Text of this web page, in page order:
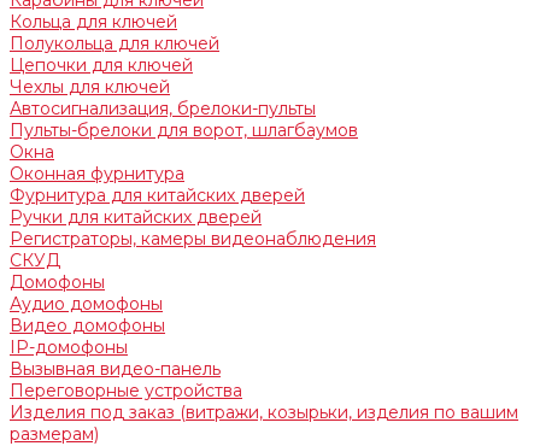
Кольца для ключей
Полукольца для ключей
Цепочки для ключей
Чехлы для ключей
Автосигнализация, брелоки-пульты
Пульты-брелоки для ворот, шлагбаумов
Окна
Оконная фурнитура
Фурнитура для китайских дверей
Ручки для китайских дверей
Регистраторы, камеры видеонаблюдения
СКУД
Домофоны
Аудио домофоны
Видео домофоны
IP-домофоны
Вызывная видео-панель
Переговорные устройства
Изделия под заказ (витражи, козырьки, изделия по вашим
размерам)